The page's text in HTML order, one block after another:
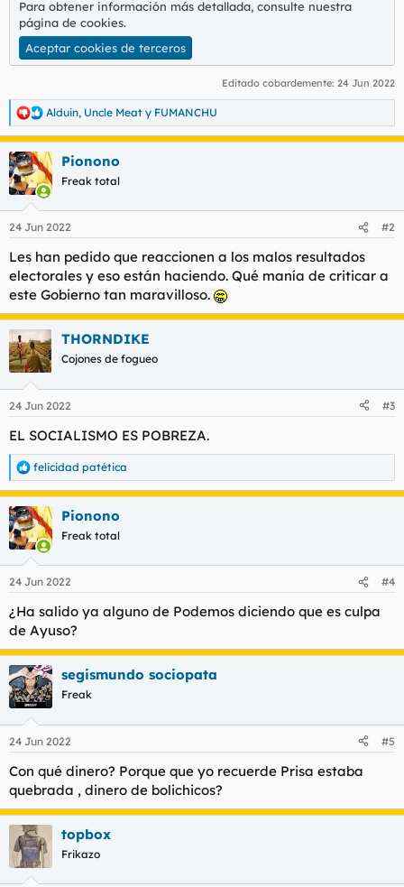
Para obtener información más detallada, consulte nuestra
página de cookies.
Aceptar cookies de terceros
Editado cobardemente: 24 Jun 2022
R
e
a
c
c
i
e
:
Alduin, Uncle Meat y FUMANCHU
Pionono
Freak total
24 Jun 2022 #2
Les han pedido que reaccionen a los malos resultados
electorales y eso están haciendo. Qué manía de criticar a
este Gobierno tan maravilloso.
THORNDIKE
Cojones de fogueo
24 Jun 2022 #3
EL SOCIALISMO ES POBREZA.
R
e
a
c
c
i
e
:
felicidad patética
Pionono
Freak total
24 Jun 2022 #4
¿Ha salido ya alguno de Podemos diciendo que es culpa
de Ayuso?
segismundo sociopata
Freak
24 Jun 2022 #5
Con qué dinero? Porque que yo recuerde Prisa estaba
quebrada , dinero de bolichicos?
topbox
Frikazo